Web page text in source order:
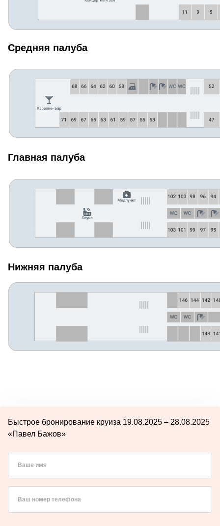
Средняя палуба
Главная палуба
Нижняя палуба
Быстрое бронирование круиза 19.08.2025 – 28.08.2025
«Павел Бажов»
Ваше имя
Ваш номер телефона